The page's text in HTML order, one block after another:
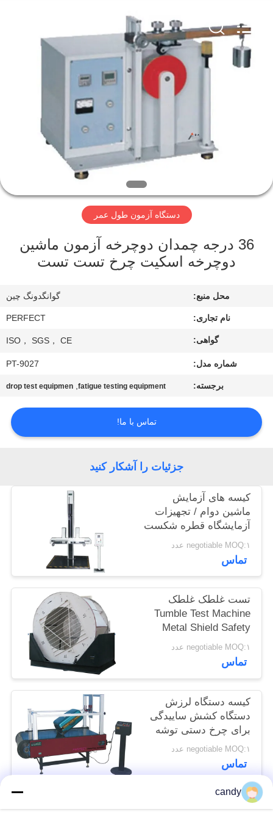
صفحه
های
واقعیت
مجازی
درباره
کارخانه
کنترل
کیفیت
درخواست
نقل قول
نقشه
سایت
PRIVACY
POLICY
Reserved.
دستگاه آزمون طول عمر
36 درجه چمدان دوچرخه آزمون ماشین
دوچرخه اسکیت چرخ تست تست
محل منبع: گوانگدونگ چین
نام تجاری: PERFECT
گواهی: ISO， SGS， CE
شماره مدل: PT-9027
برجسته: fatigue testing equipment
,
drop test equipmen
تماس با ما!
جزئیات را آشکار کنید
کیسه های آزمایش
ماشین دوام / تجهیزات
آزمایشگاه قطره شکست
برق طراحی ایمنی
negotiable MOQ:۱ عدد
تماس
تست غلطک غلطک
Tumble Test Machine
Metal Shield Safety
Protection
negotiable MOQ:۱ عدد
تماس
کیسه دستگاه لرزش
دستگاه کشش ساییدگی
برای چرخ دستی توشه
negotiable MOQ:۱ عدد
تماس
دسته بندی های محبوب
candy